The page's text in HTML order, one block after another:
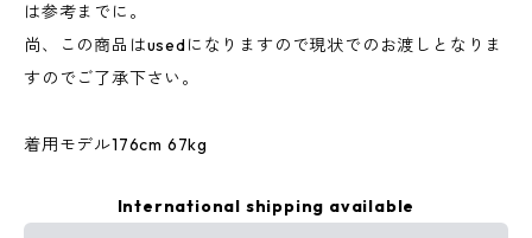
は参考までに。
尚、この商品はusedになりますので現状でのお渡しとなりま
すのでご了承下さい。
着用モデル176cm 67kg
International shipping available